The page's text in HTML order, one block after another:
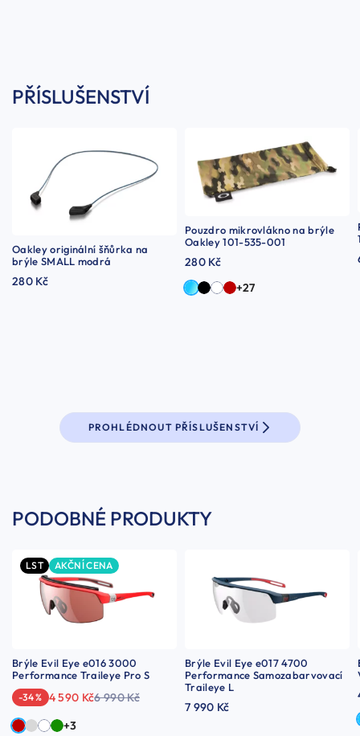
PŘÍSLUŠENSTVÍ
Oakley originální šňůrka na
brýle SMALL modrá
280 Kč
Pouzdro mikrovlákno na brýle
Oakley 101-535-001
280 Kč
+27
PROHLÉDNOUT PŘÍSLUŠENSTVÍ
PODOBNÉ PRODUKTY
LST AKČNÍ CENA
Brýle Evil Eye e016 3000
Performance Traileye Pro S
-34 % 4 590 Kč6 990 Kč
+3
Brýle Evil Eye e017 4700
Performance Samozabarvovací
Traileye L
7 990 Kč